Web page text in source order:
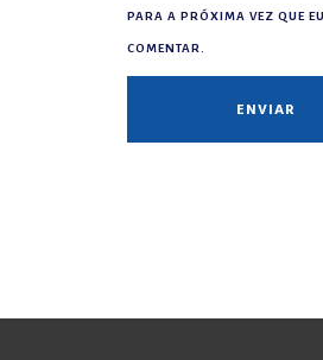
PARA A PRÓXIMA VEZ QUE EU
COMENTAR.